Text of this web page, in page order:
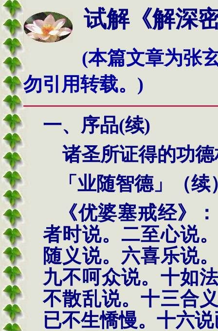
试解《解深
(本篇文章为张
勿引用转载。)
一、 序品(续)
诸圣所证得的功
「业随智德」（续
《优婆塞戒经》
者时说。二至心说
随义说。六喜乐说
九不呵众说。十如
不散乱说。十三合
已不生憍慢。十六